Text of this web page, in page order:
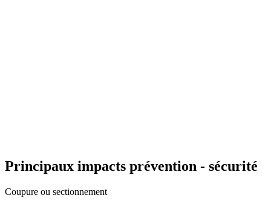
Principaux impacts prévention - sécurité
Coupure ou sectionnement